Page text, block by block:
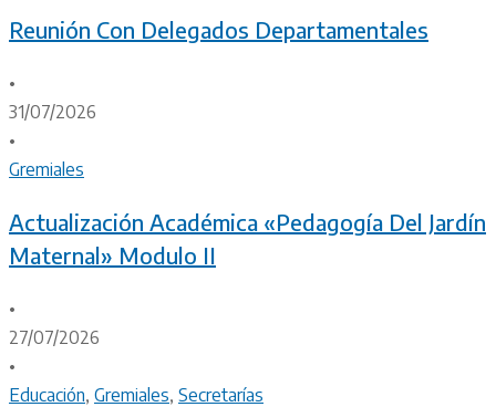
Reunión Con Delegados Departamentales
•
31/07/2026
•
Gremiales
Actualización Académica «Pedagogía Del Jardín
Maternal» Modulo II
•
27/07/2026
•
Educación, Gremiales, Secretarías